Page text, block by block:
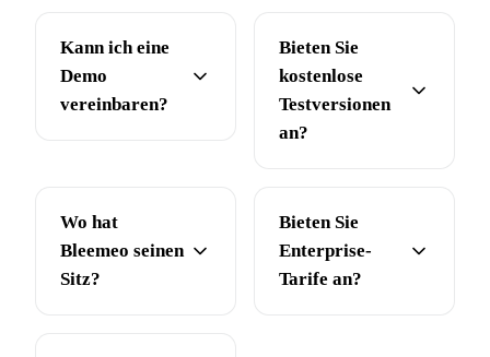
Kann ich eine
Demo
vereinbaren?
Bieten Sie
kostenlose
Testversionen
an?
Wo hat
Bleemeo seinen
Sitz?
Bieten Sie
Enterprise-
Tarife an?